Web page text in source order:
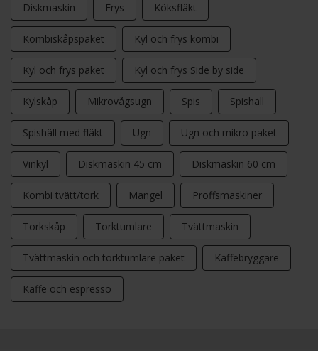
Diskmaskin Frys Köksfläkt
Kombiskåpspaket Kyl och frys kombi
Kyl och frys paket Kyl och frys Side by side
Kylskåp Mikrovågsugn Spis Spishäll
Spishäll med fläkt Ugn Ugn och mikro paket
Vinkyl Diskmaskin 45 cm Diskmaskin 60 cm
Kombi tvätt/tork Mangel Proffsmaskiner
Torkskåp Torktumlare Tvättmaskin
Tvättmaskin och torktumlare paket Kaffebryggare
Kaffe och espresso